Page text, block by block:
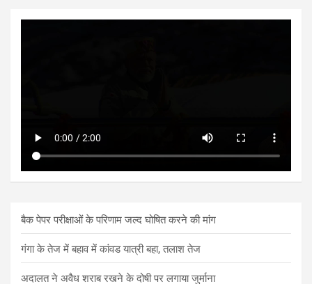
बैक पेपर परीक्षाओं के परिणाम जल्द घोषित करने की मांग
गंगा के तेज में बहाव में कांवड यात्री बहा, तलाश तेज
अदालत ने अवैध शराब रखने के दोषी पर लगाया जुर्माना